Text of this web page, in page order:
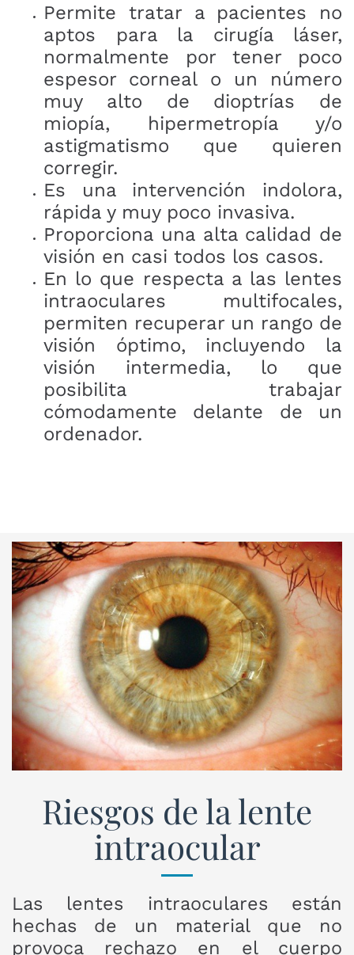
Permite tratar a pacientes no
aptos para la cirugía láser,
normalmente por tener poco
espesor corneal o un número
muy alto de dioptrías de
miopía, hipermetropía y/o
astigmatismo que quieren
corregir.
Es una intervención indolora,
rápida y muy poco invasiva.
Proporciona una alta calidad de
visión en casi todos los casos.
En lo que respecta a las lentes
intraoculares multifocales,
permiten recuperar un rango de
visión óptimo, incluyendo la
visión intermedia, lo que
posibilita trabajar
cómodamente delante de un
ordenador.
Riesgos de la lente
intraocular
Las lentes intraoculares están
hechas de un material que no
provoca rechazo en el cuerpo